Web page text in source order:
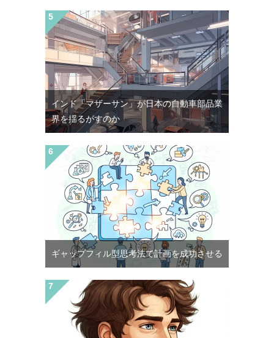
インド「マザーサン」が日本の自動車部品業
界を揺るがすのか
ギャップフィル型思考法で計画を成功させる